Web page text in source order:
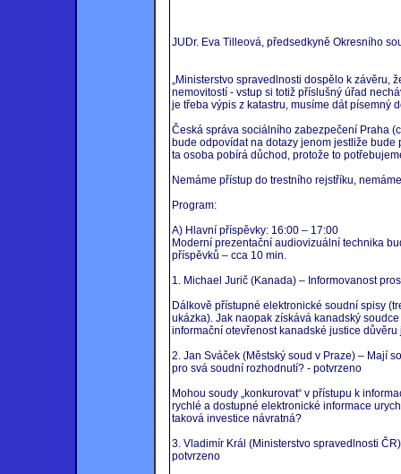
JUDr. Eva Tilleová, předsedkyně Okresního
„Ministerstvo spravedlnosti dospělo k závěru,
nemovitostí - vstup si totiž příslušný úřad
je třeba výpis z katastru, musíme dát písemný
Česká správa sociálního zabezpečení Praha
bude odpovídat na dotazy jenom jestliže bude
ta osoba pobírá důchod, protože to
Nemáme přístup do trestního rejstříku,
Program:
A) Hlavní příspěvky: 16:00 – 17:00
Moderní prezentační audiovizuální technika
příspěvků – cca 10 min.
1. Michael Jurič (Kanada) – Informovanost
Dálkově přístupné elektronické soudní spisy
ukázka). Jak naopak získává kanadský
informační otevřenost kanadské justice
2. Jan Sváček (Městský soud v Praze) – Mají
pro svá soudní rozhodnutí? - potvrzeno
Mohou soudy „konkurovat“ v přístupu k
rychlé a dostupné elektronické informace
taková investice návratná?
3. Vladimír Král (Ministerstvo spravedlnosti
potvrzeno